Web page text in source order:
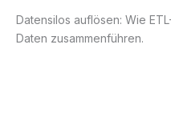
Datensilos auflösen: Wie
Daten zusammenführen.